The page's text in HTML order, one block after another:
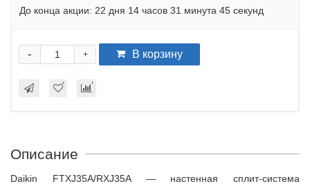
До конца акции: 22 дня 14 часов 31 минута 44 секунды
+
- В корзину
Описание
Daikin FTXJ35A/RXJ35A — настенная сплит-система